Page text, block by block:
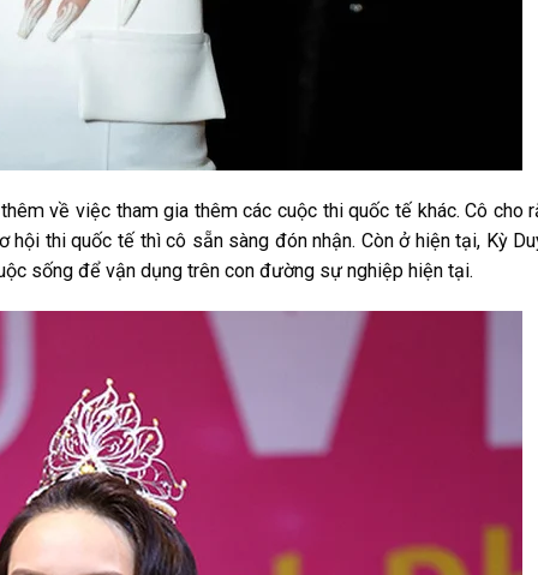
về việc tham gia thêm các cuộc thi quốc tế khác. Cô cho
thi quốc tế thì cô sẵn sàng đón nhận. Còn ở hiện tại, Kỳ
sống để vận dụng trên con đường sự nghiệp hiện tại.